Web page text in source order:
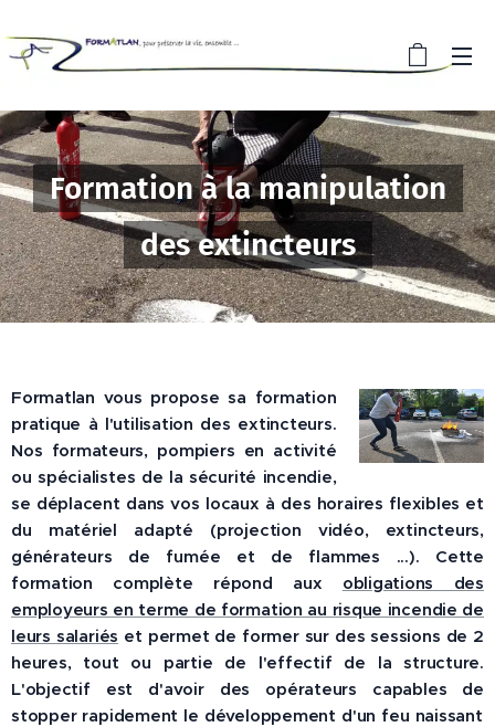
Formation à la manipulation
des extincteurs
Formatlan vous propose sa formation
pratique à l'utilisation des extincteurs.
Nos formateurs, pompiers en activité
ou spécialistes de la sécurité incendie,
se déplacent dans vos locaux à des horaires flexibles et
du matériel adapté (projection vidéo, extincteurs,
générateurs de fumée et de flammes ...). Cette
formation complète répond aux obligations des
employeurs en terme de formation au risque incendie de
leurs salariés et permet de former sur des sessions de 2
heures, tout ou partie de l'effectif de la structure.
L'objectif est d'avoir des opérateurs capables de
stopper rapidement le développement d'un feu naissant